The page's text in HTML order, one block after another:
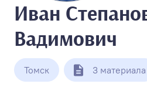
Иван
Вадимович
Томск 3 материала